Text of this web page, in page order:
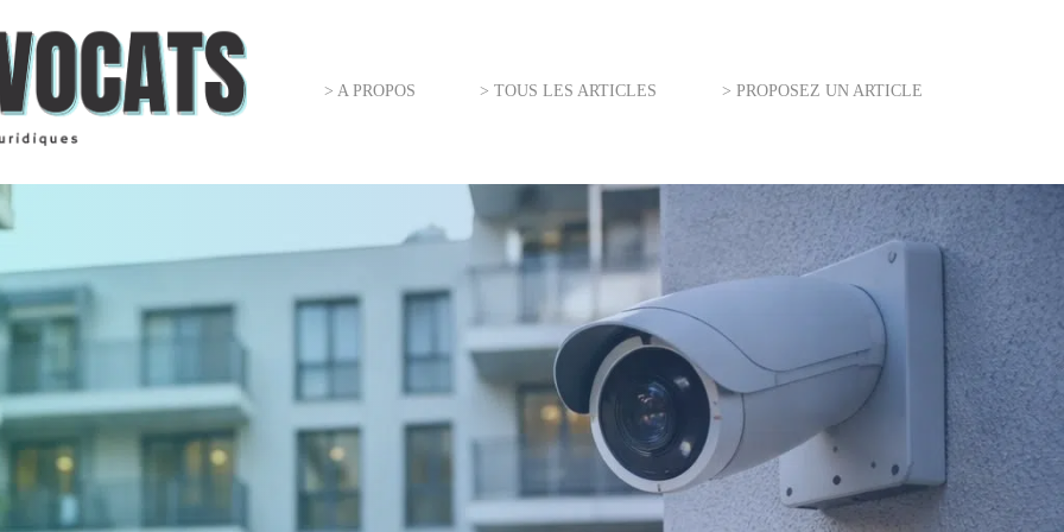
> A PROPOS > TOUS LES ARTICLES > PROPOSEZ UN ARTICLE